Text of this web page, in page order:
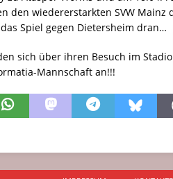
den wiedererstarkten SVW Mainz
Spiel gegen Dietersheim dran…
sich über ihren Besuch im
Mannschaft an!!!